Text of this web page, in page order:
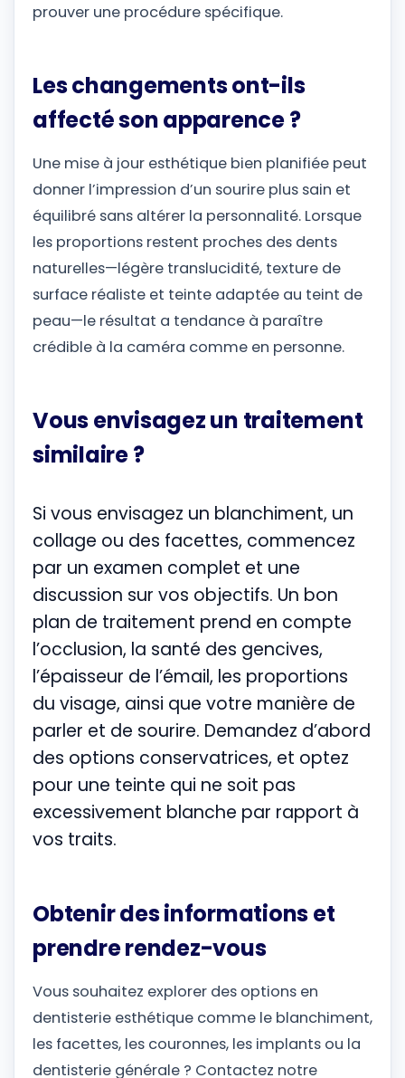
prouver une procédure spécifique.
Les changements ont-ils
affecté son apparence ?
Une mise à jour esthétique bien planifiée peut
donner l’impression d’un sourire plus sain et
équilibré sans altérer la personnalité. Lorsque
les proportions restent proches des dents
naturelles—légère translucidité, texture de
surface réaliste et teinte adaptée au teint de
peau—le résultat a tendance à paraître
crédible à la caméra comme en personne.
Vous envisagez un traitement
similaire ?
Si vous envisagez un blanchiment, un
collage ou des facettes, commencez
par un examen complet et une
discussion sur vos objectifs. Un bon
plan de traitement prend en compte
l’occlusion, la santé des gencives,
l’épaisseur de l’émail, les proportions
du visage, ainsi que votre manière de
parler et de sourire. Demandez d’abord
des options conservatrices, et optez
pour une teinte qui ne soit pas
excessivement blanche par rapport à
vos traits.
Obtenir des informations et
prendre rendez-vous
Vous souhaitez explorer des options en
dentisterie esthétique comme le blanchiment,
les facettes, les couronnes, les implants ou la
dentisterie générale ? Contactez notre